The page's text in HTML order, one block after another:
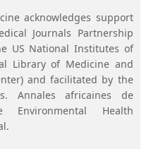
acknowledges support
Journals Partnership
US National Institutes of
Library of Medicine and
and facilitated by the
Annales africaines de
Environmental Health